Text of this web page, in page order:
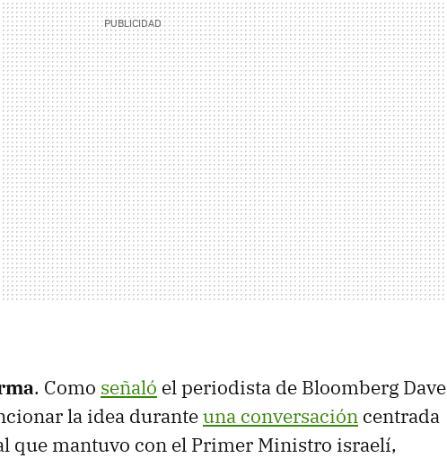
. Como señaló el periodista de Bloomberg Dave
la idea duranteuna conversación centrada
que mantuvo con el Primer Ministro israelí,